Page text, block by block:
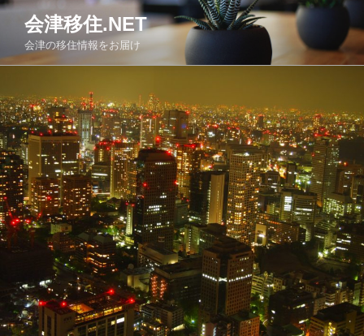
コ
ン
へ
ス
キ
ッ
プ
会津移住.NET
会津の移住情報をお届け